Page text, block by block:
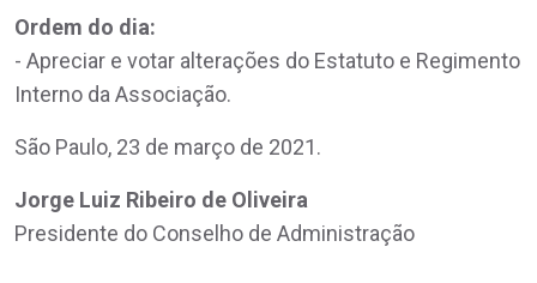
Ordem do dia:
- Apreciar e votar alterações do Estatuto e Regimento
Interno da Associação.
São Paulo, 23 de março de 2021.
Jorge Luiz Ribeiro de Oliveira
Presidente do Conselho de Administração